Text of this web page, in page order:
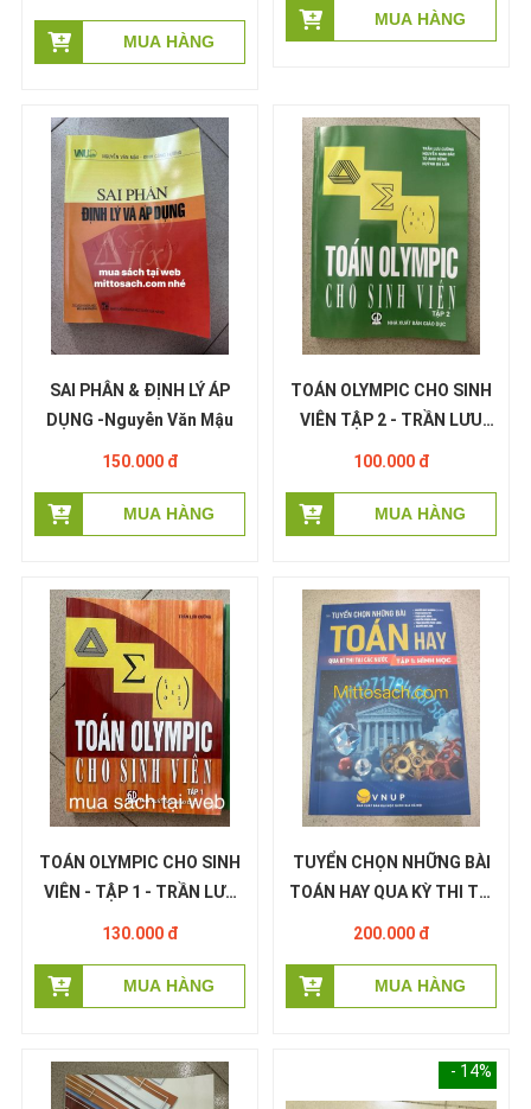
2018
SAI PHÂN & ĐỊNH LÝ ÁP
DỤNG -Nguyễn Văn Mậu
150.000 đ
TOÁN OLYMPIC CHO SINH
VIÊN TẬP 2 - TRẦN LƯU
100.000 đ
TOÁN OLYMPIC CHO SINH
VIÊN - TẬP 1 - TRẦN LƯU
130.000 đ
TUYỂN CHỌN NHỮNG BÀI
TOÁN HAY QUA KỲ THI TẠI
200.000 đ
- 14%